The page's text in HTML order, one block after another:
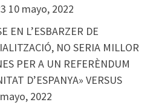
10 mayo, 2022
EN L’ESBARZER DE
NO SERIA MILLOR
PER A UN REFERÈNDUM
D’ESPANYA» VERSUS
2022